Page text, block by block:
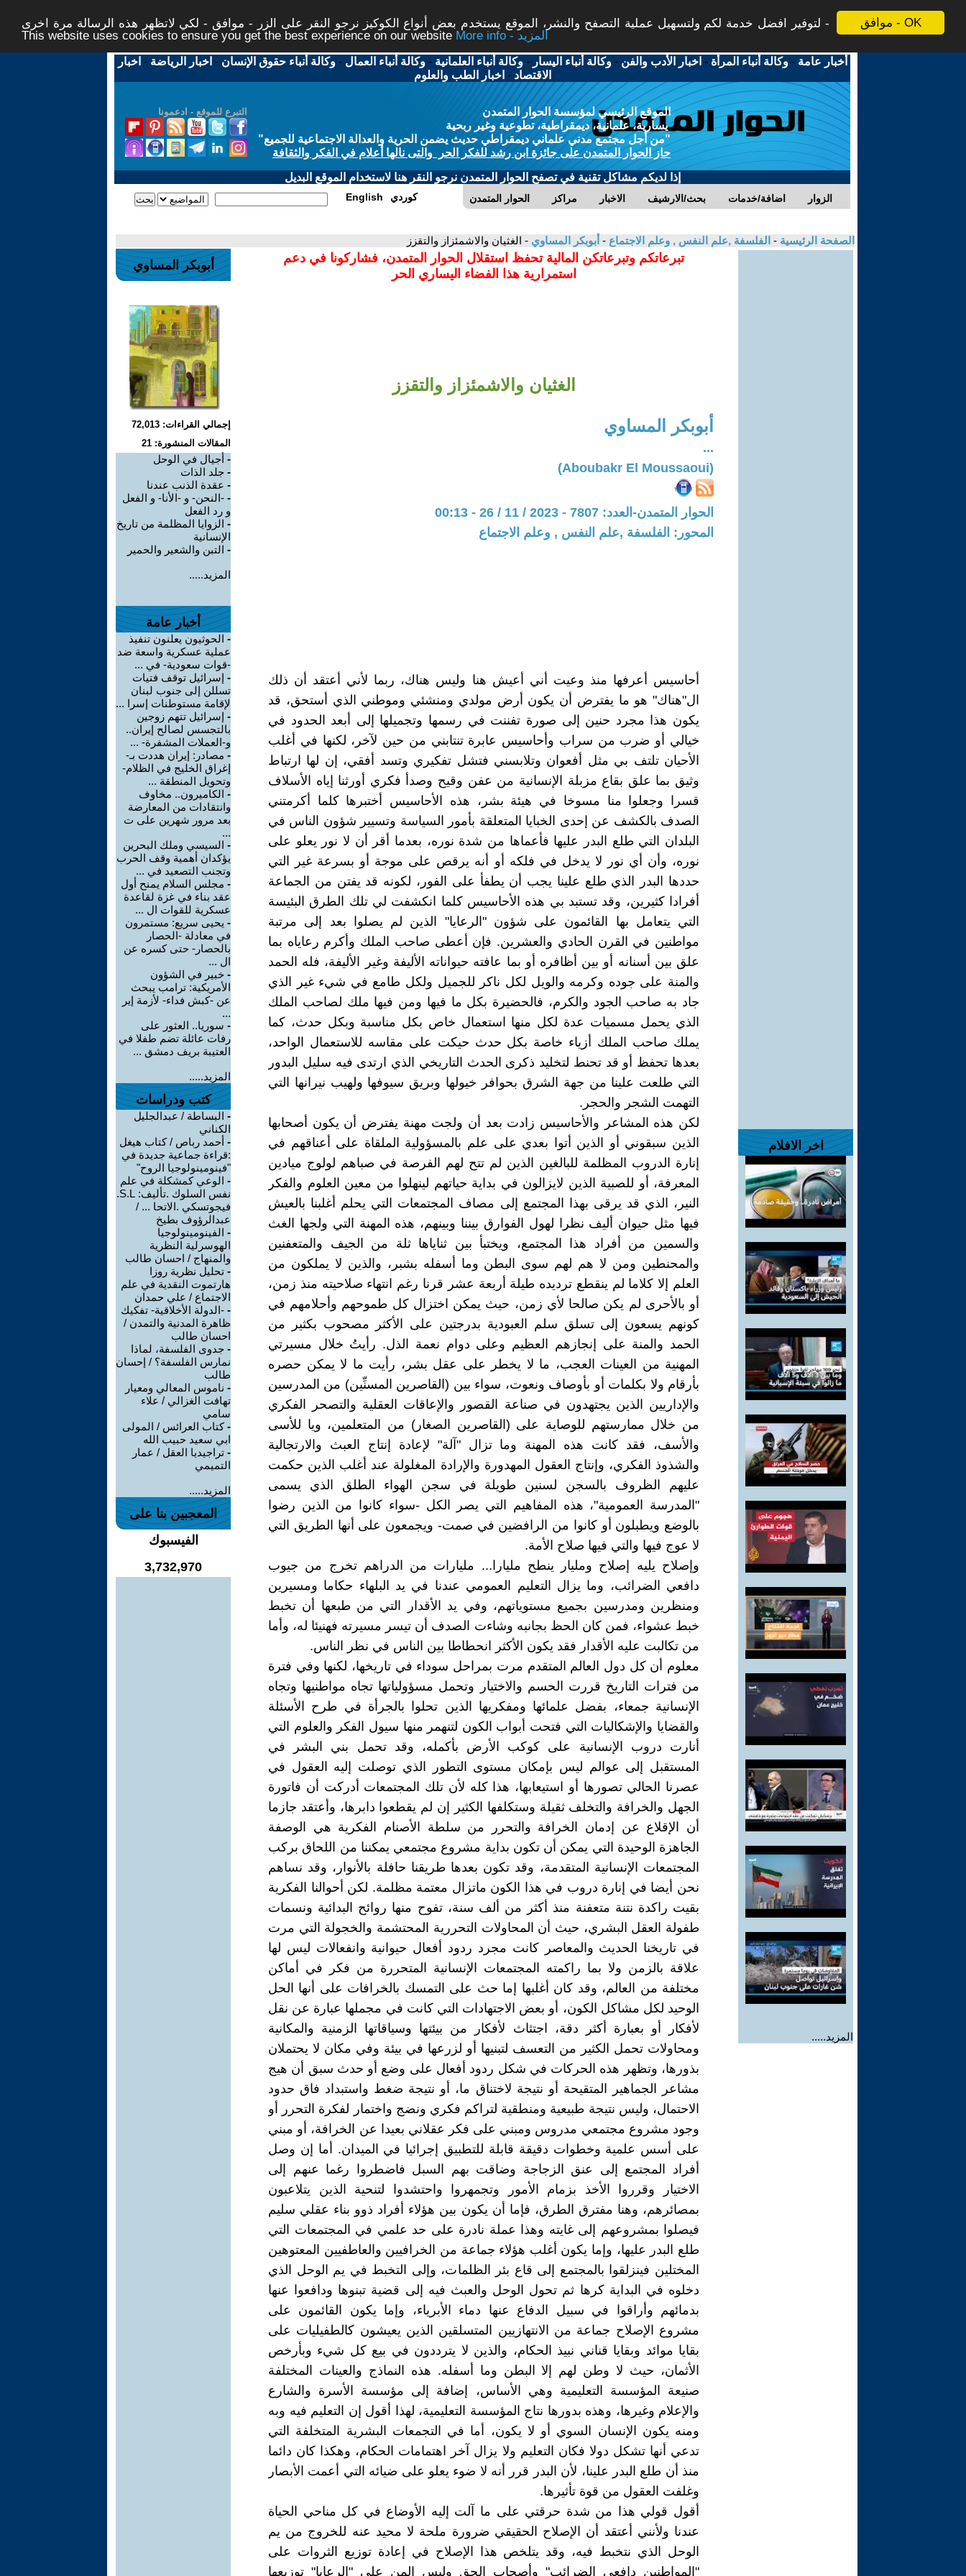
موافق - OK
لتوفير افضل خدمة لكم ولتسهيل عملية التصفح والنشر، الموقع يستخدم بعض أنواع الكوكيز نرجو النقر على الزر - موافق - لكي لاتظهر هذه الرسالة مرة اخرى -
This website uses cookies to ensure you get the best experience on our website
More info - المزيد
أخبار عامة -وكالة أنباء المرأة - اخبار الأدب والفن -وكالة أنباء اليسار -وكالة أنباء العلمانية -وكالة أنباء العمال -وكالة أنباء حقوق الإنسان - اخبار الرياضة - اخبار
الاقتصاد - اخبار الطب والعلوم
التبرع للموقع - ادعمونا
الموقع الرئيسي لمؤسسة الحوار المتمدن
يسارية، علمانية، ديمقراطية، تطوعية وغير ربحية
"من أجل مجتمع مدني علماني ديمقراطي حديث يضمن الحرية والعدالة الاجتماعية للجميع"
حاز الحوار المتمدن على جائزة ابن رشد للفكر الحر والتى نالها أعلام في الفكر والثقافة
إذا لديكم مشاكل تقنية في تصفح الحوار المتمدن نرجو النقر هنا لاستخدام الموقع البديل
الحوار المتمدن مراكز الاخبار بحث/الارشيف اضافة/خدمات الزوار English كوردي
الصفحة الرئيسية - الفلسفة ,علم النفس , وعلم الاجتماع - أبوبكر المساوي - الغثيان والاشمئزاز والتقزز
اخر الافلام
المزيد.....
تبرعاتكم وتبرعاتكن المالية تحفظ استقلال الحوار المتمدن، فشاركونا في دعم
استمرارية هذا الفضاء اليساري الحر
الغثيان والاشمئزاز والتقزز
أبوبكر المساوي
...
(Aboubakr El Moussaoui)
الحوار المتمدن-العدد: 7807 - 2023 / 11 / 26 - 00:13
المحور: الفلسفة ,علم النفس , وعلم الاجتماع
أحاسيس أعرفها منذ وعيت أني أعيش هنا وليس هناك، ربما لأني أعتقد أن ذلك
ال"هناك" هو ما يفترض أن يكون أرض مولدي ومنشئي وموطني الذي أستحق، قد
يكون هذا مجرد حنين إلى صورة تفننت في رسمها وتجميلها إلى أبعد الحدود في
خيالي أو ضرب من سراب وأحاسيس عابرة تنتابني من حين لآخر، لكنها في أغلب
الأحيان تلتف بي مثل أفعوان وتلابسني فتشل تفكيري وتسد أفقي، إن لها ارتباط
وثيق بما علق بقاع مزبلة الإنسانية من عفن وقيح وصدأ فكري أورثنا إياه الأسلاف
قسرا وجعلوا منا مسوخا في هيئة بشر، هذه الأحاسيس أختبرها كلما أكرمتني
الصدف بالكشف عن إحدى الخبايا المتعلقة بأمور السياسة وتسيير شؤون الناس في
البلدان التي طلع البدر عليها فأعماها من شدة نوره، بعدما أقر أن لا نور يعلو على
نوره، وأن أي نور لا يدخل في فلكه أو أنه يرقص على موجة أو بسرعة غير التي
حددها البدر الذي طلع علينا يجب أن يطفأ على الفور، لكونه قد يفتن من الجماعة
أفرادا كثيرين، وقد تستبد بي هذه الأحاسيس كلما انكشفت لي تلك الطرق البئيسة
التي يتعامل بها القائمون على شؤون "الرعايا" الذين لم يصلوا بعد إلى مرتبة
مواطنين في القرن الحادي والعشرين. فإن أعطى صاحب الملك وأكرم رعاياه بما
علق بين أسنانه أو بين أظافره أو بما عافته حيواناته الأليفة وغير الأليفة، فله الحمد
والمنة على جوده وكرمه والويل لكل ناكر للجميل ولكل طامع في شيء غير الذي
جاد به صاحب الجود والكرم، فالحضيرة بكل ما فيها ومن فيها ملك لصاحب الملك
الذي يحمل مسميات عدة لكل منها استعمال خاص بكل مناسبة وبكل حدث، كما
يملك صاحب الملك أزياء خاصة بكل حدث حيكت على مقاسه للاستعمال الواحد،
بعدها تحفظ أو قد تحنط لتخليد ذكرى الحدث التاريخي الذي ارتدى فيه سليل البدور
التي طلعت علينا من جهة الشرق بحوافر خيولها وبريق سيوفها ولهيب نيرانها التي
التهمت الشجر والحجر.
لكن هذه المشاعر والأحاسيس زادت بعد أن ولجت مهنة يفترض أن يكون أصحابها
الذين سبقوني أو الذين أتوا بعدي على علم بالمسؤولية الملقاة على أعناقهم في
إنارة الدروب المظلمة للبالغين الذين لم تتح لهم الفرصة في صباهم لولوج ميادين
المعرفة، أو للصبية الذين لايزالون في بداية حياتهم لينهلوا من معين العلوم والفكر
النير، الذي قد يرقى بهذا المجتمع إلى مصاف المجتمعات التي يحلم أغلبنا بالعيش
فيها مثل حيوان أليف نظرا لهول الفوارق بيننا وبينهم، هذه المهنة التي ولجها الغث
والسمين من أفراد هذا المجتمع، ويختبأ بين ثناياها ثلة من الجيف والمتعفنين
والمحنطين ومن لا هم لهم سوى البطن وما أسفله بشبر، والذين لا يملكون من
العلم إلا كلاما لم ينقطع ترديده طيلة أربعة عشر قرنا رغم انتهاء صلاحيته منذ زمن،
أو بالأحرى لم يكن صالحا لأي زمن، حيث يمكن اختزال كل طموحهم وأحلامهم في
كونهم يسعون إلى تسلق سلم العبودية بدرجتين على الأكثر مصحوب بكثير من
الحمد والمنة على إنجازهم العظيم وعلى دوام نعمة الذل. رأيتُ خلال مسيرتي
المهنية من العينات العجب، ما لا يخطر على عقل بشر، رأيت ما لا يمكن حصره
بأرقام ولا بكلمات أو بأوصاف ونعوت، سواء بين (القاصرين المسنِّين) من المدرسين
والإداريين الذين يجتهدون في صناعة القصور والإعاقات العقلية والتصحر الفكري
من خلال ممارستهم للوصاية على (القاصرين الصغار) من المتعلمين، ويا للأسى
والأسف، فقد كانت هذه المهنة وما تزال "آلة" لإعادة إنتاج العبث والارتجالية
والشذوذ الفكري، وإنتاج العقول المهدورة والإرادة المغلولة عند أغلب الذين حكمت
عليهم الظروف بالسجن لسنين طويلة في سجن الهواء الطلق الذي يسمى
"المدرسة العمومية"، هذه المفاهيم التي يصر الكل -سواء كانوا من الذين رضوا
بالوضع ويطبلون أو كانوا من الرافضين في صمت- ويجمعون على أنها الطريق التي
لا عوج فيها والتي فيها صلاح الأمة.
وإصلاح يليه إصلاح ومليار ينطح مليارا... مليارات من الدراهم تخرج من جيوب
دافعي الضرائب، وما يزال التعليم العمومي عندنا في يد البلهاء حكاما ومسيرين
ومنظرين ومدرسين بجميع مستوياتهم، وفي يد الأقدار التي من طبعها أن تخبط
خبط عشواء، فمن كان الحظ بجانبه وشاءت الصدف أن تيسر مسيرته فهنيئا له، وأما
من تكالبت عليه الأقدار فقد يكون الأكثر انحطاطا بين الناس في نظر الناس.
معلوم أن كل دول العالم المتقدم مرت بمراحل سوداء في تاريخها، لكنها وفي فترة
من فترات التاريخ قررت الحسم والاختيار وتحمل مسؤولياتها تجاه مواطنيها وتجاه
الإنسانية جمعاء، بفضل علمائها ومفكريها الذين تحلوا بالجرأة في طرح الأسئلة
والقضايا والإشكاليات التي فتحت أبواب الكون لتنهمر منها سيول الفكر والعلوم التي
أنارت دروب الإنسانية على كوكب الأرض بأكمله، وقد تحمل بني البشر في
المستقبل إلى عوالم ليس بإمكان مستوى التطور الذي توصلت إليه العقول في
عصرنا الحالي تصورها أو استيعابها، هذا كله لأن تلك المجتمعات أدركت أن فاتورة
الجهل والخرافة والتخلف ثقيلة وستكلفها الكثير إن لم يقطعوا دابرها، وأعتقد جازما
أن الإقلاع عن إدمان الخرافة والتحرر من سلطة الأصنام الفكرية هي الوصفة
الجاهزة الوحيدة التي يمكن أن تكون بداية مشروع مجتمعي يمكننا من اللحاق بركب
المجتمعات الإنسانية المتقدمة، وقد تكون بعدها طريقنا حافلة بالأنوار، وقد نساهم
نحن أيضا في إنارة دروب في هذا الكون ماتزال معتمة مظلمة. لكن أحوالنا الفكرية
بقيت راكدة نتنة متعفنة منذ أكثر من ألف سنة، تفوح منها روائح البدائية ونسمات
طفولة العقل البشري، حيث أن المحاولات التحررية المحتشمة والخجولة التي مرت
في تاريخنا الحديث والمعاصر كانت مجرد ردود أفعال حيوانية وانفعالات ليس لها
علاقة بالزمن ولا بما راكمته المجتمعات الإنسانية المتحررة من فكر في أماكن
مختلفة من العالم، وقد كان أغلبها إما حث على التمسك بالخرافات على أنها الحل
الوحيد لكل مشاكل الكون، أو بعض الاجتهادات التي كانت في مجملها عبارة عن نقل
لأفكار أو بعبارة أكثر دقة، اجتثاث لأفكار من بيئتها وسياقاتها الزمنية والمكانية
ومحاولات تحمل الكثير من التعسف لتبنيها أو لزرعها في بيئة وفي مكان لا يحتملان
بذورها، وتظهر هذه الحركات في شكل ردود أفعال على وضع أو حدث سبق أن هيج
مشاعر الجماهير المتقيحة أو نتيجة لاختناق ما، أو نتيجة ضغط واستبداد فاق حدود
الاحتمال، وليس نتيجة طبيعية ومنطقية لتراكم فكري ونضج واختمار لفكرة التحرر أو
وجود مشروع مجتمعي مدروس ومبني على فكر عقلاني بعيدا عن الخرافة، أو مبني
على أسس علمية وخطوات دقيقة قابلة للتطبيق إجرائيا في الميدان. أما إن وصل
أفراد المجتمع إلى عنق الزجاجة وضاقت بهم السبل فاضطروا رغما عنهم إلى
الاختيار وقرروا الأخذ بزمام الأمور وتجمهروا واحتشدوا لتنحية الذين يتلاعبون
بمصائرهم، وهنا مفترق الطرق، فإما أن يكون بين هؤلاء أفراد ذوو بناء عقلي سليم
فيصلوا بمشروعهم إلى غايته وهذا عملة نادرة على حد علمي في المجتمعات التي
طلع البدر عليها، وإما يكون أغلب هؤلاء جماعة من الخرافيين والعاطفيين المعتوهين
المختلين فينزلقوا بالمجتمع إلى قاع بئر الظلمات، وإلى التخبط في يم الوحل الذي
دخلوه في البداية كرها ثم تحول الوحل والعبث فيه إلى قضية تبنوها ودافعوا عنها
بدمائهم وأراقوا في سبيل الدفاع عنها دماء الأبرياء، وإما يكون القائمون على
مشروع الإصلاح جماعة من الانتهازيين المتسلقين الذين يعيشون كالطفيليات على
بقايا موائد وبقايا قناني نبيذ الحكام، والذين لا يترددون في بيع كل شيء وبأرخص
الأثمان، حيث لا وطن لهم إلا البطن وما أسفله. هذه النماذج والعينات المختلفة
صنيعة المؤسسة التعليمية وهي الأساس، إضافة إلى مؤسسة الأسرة والشارع
والإعلام وغيرها، وهذه بدورها نتاج المؤسسة التعليمية، لهذا أقول إن التعليم فيه وبه
ومنه يكون الإنسان السوي أو لا يكون، أما في التجمعات البشرية المتخلفة التي
تدعي أنها تشكل دولا فكان التعليم ولا يزال آخر اهتمامات الحكام، وهكذا كان دائما
منذ أن طلع البدر علينا، لأن البدر قرر أنه لا ضوء يعلو على ضيائه التي أعمت الأبصار
وغلفت العقول من قوة تأثيرها.
أقول قولي هذا من شدة حرقتي على ما آلت إليه الأوضاع في كل مناحي الحياة
عندنا ولأنني أعتقد أن الإصلاح الحقيقي ضرورة ملحة لا محيد عنه للخروج من يم
الوحل الذي نتخبط فيه، وقد يتلخص هذا الإصلاح في إعادة توزيع الثروات على
"المواطنين دافعي الضرائب" وأصحاب الحق وليس المن على "الرعايا" توزيعها
أبوبكر المساوي
إجمالي القراءات: 72,013
المقالات المنشورة: 21
- أجيال في الوحل
- جلد الذات
- عقدة الذنب عندنا
- -النحن- و -الأنا- و الفعل
و رد الفعل
- الزوايا المظلمة من تاريخ
الإنسانية
- التبن والشعير والحمير
المزيد.....
أخبار عامة
- الحوثيون يعلنون تنفيذ
عملية عسكرية واسعة ضد
-قوات سعودية- في ...
- إسرائيل توقف فتيات
تسللن إلى جنوب لبنان
لإقامة مستوطنات إسرا ...
- إسرائيل تتهم زوجين
بالتجسس لصالح إيران..
و-العملات المشفرة- ...
- مصادر: إيران هددت بـ-
إغراق الخليج في الظلام-
وتحويل المنطقة ...
- الكاميرون.. مخاوف
وانتقادات من المعارضة
بعد مرور شهرين على ت
...
- السيسي وملك البحرين
يؤكدان أهمية وقف الحرب
وتجنب التصعيد في ...
- مجلس السلام يمنح أول
عقد بناء في غزة لقاعدة
عسكرية للقوات ال ...
- يحيى سريع: مستمرون
في معادلة -الحصار
بالحصار- حتى كسره عن
ال ...
- خبير في الشؤون
الأمريكية: ترامب يبحث
عن -كبش فداء- لأزمة إير
...
- سوريا.. العثور على
رفات عائلة تضم طفلا في
العتيبة بريف دمشق ...
المزيد.....
كتب ودراسات
- البساطة / عبدالجليل
الكناني
- أحمد رباص / كتاب هيغل
:قراءة جماعية جديدة في
"فينومينولوجيا الروح"
- الوعي كمشكلة في علم
نفس السلوك .تأليف: S.L.
فيجوتسكي .الاتحا ... /
عبدالرؤوف بطيخ
- الفينومينولوجيا
الهوسرلية النظرية
والمنهاج / احسان طالب
- تحليل نظرية روزا
هارتموت النقدية في علم
الاجتماع / علي حمدان
- -الدولة الأخلاقية- تفكيك
ظاهرة المدنية والتمدن /
احسان طالب
- جدوى الفلسفة، لماذا
نمارس الفلسفة؟ / إحسان
طالب
- ناموس المعالي ومعيار
تهافت الغزالي / علاء
سامي
-كتاب العرائس / المولى
ابي سعيد حبيب الله
- تراجيديا العقل / عمار
التميمي
المزيد.....
المعجبين بنا على
الفيسبوك
3,732,970